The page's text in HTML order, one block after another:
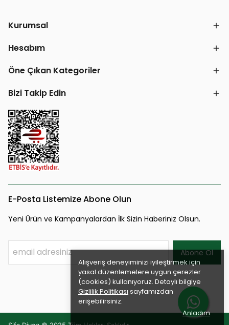
Alışveriş deneyiminizi iyileştirmek için
yasal düzenlemelere uygun çerezler
(cookies) kullanıyoruz. Detaylı bilgiye
Gizlilik Politikası sayfamızdan
erişebilirsiniz.
Anladım
Kurumsal
Hesabım
Öne Çıkan Kategoriler
Bizi Takip Edin
E-Posta Listemize Abone Olun
Yeni Ürün ve Kampanyalardan İlk Sizin Haberiniz Olsun.
Abone Ol